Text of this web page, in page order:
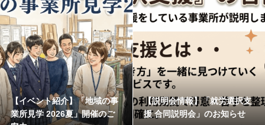
【イベント紹介】「地域の事
業所見学 2026夏」開催のご
【説明会情報】「就労選択支
援 合同説明会」のお知らせ